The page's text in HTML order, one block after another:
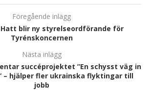
Föregående inlägg
Hatt blir ny styrelseordförande för
Tyrénskoncernen
Nästa inlägg
succéprojektet ”En schysst väg in
– hjälper fler ukrainska flyktingar till
jobb